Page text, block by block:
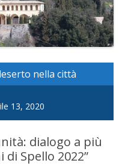
nella città
13, 2020
dialogo a più
di Spello 2022”